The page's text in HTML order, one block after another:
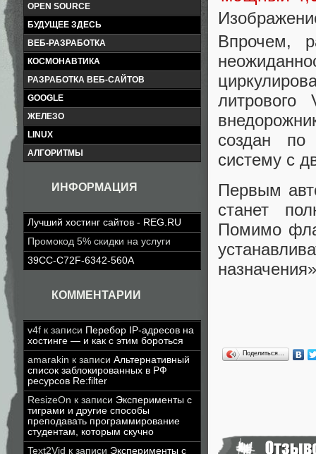
OPEN SOURCE
БУДУЩЕЕ ЗДЕСЬ
ВЕБ-РАЗРАБОТКА
КОСМОНАВТИКА
РАЗРАБОТКА ВЕБ-САЙТОВ
GOOGLE
ЖЕЛЕЗО
LINUX
АЛГОРИТМЫ
ИНФОРМАЦИЯ
Лучший хостинг сайтов - REG.RU
Промокод 5% скидки на услуги
39CC-C72F-6342-560A
КОММЕНТАРИИ
v4f к записи Перебор IP-адресов на
хостинге — и как с этим бороться
amarakin к записи Альтернативный
список заблокированных в РФ
ресурсов Re:filter
ResizeOn к записи Эксперименты с
тиграми и другие способы
преподавать программирование
студентам, которым скучно
Text2Vid к записи Эксперименты с
Впрочем,
литрового
создан по
систему с
Первым
станет
Помимо
Поделиться…